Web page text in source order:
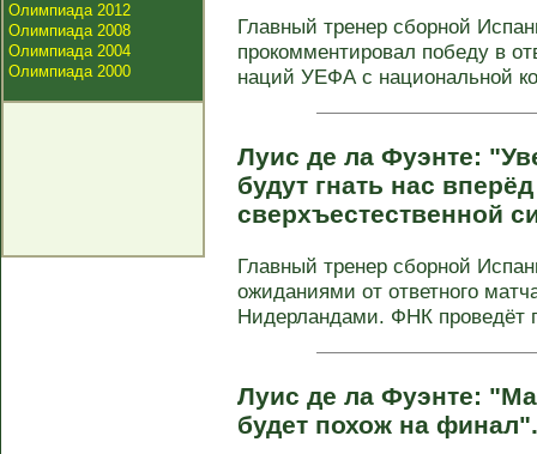
Олимпиада 2012
Олимпиада 2008
Олимпиада 2004
Олимпиада 2000
Главный тренер сборной
прокомментировал победу в
наций УЕФА с национальной
Луис де ла Фуэнте:
будут гнать нас
сверхъестественной
Главный тренер сборной
ожиданиями от ответного
Нидерландами. ФНК проведёт
Луис де ла Фуэнте:
будет похож на